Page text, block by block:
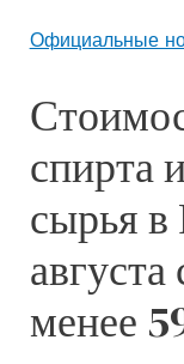
Официальные
спирта
сырья в
августа
менее